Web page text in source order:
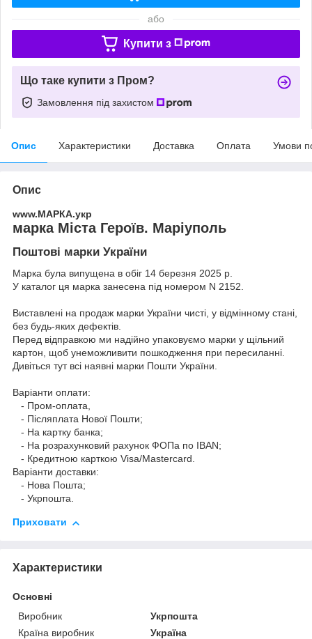
або
Купити з
Що таке купити з Пром?
Замовлення під захистом
Опис Характеристики Доставка Оплата Умови
Опис
www.МАРКА.укр
марка Міста Героїв. Маріуполь
Поштові марки України
Марка була випущена в обіг 14 березня 2025 р.
У каталог ця марка занесена під номером N 2152.
Виставлені на продаж марки України чисті, у відмінному стані,
без будь-яких дефектів.
Перед відправкою ми надійно упаковуємо марки у щільний
картон, щоб унеможливити пошкодження при пересиланні.
Дивіться тут всі наявні марки Пошти України.
Варіанти оплати:
- Пром-оплата,
- Післяплата Нової Пошти;
- На картку банка;
- На розрахунковий рахунок ФОПа по IBAN;
- Кредитною карткою Visa/Mastercard.
Варіанти доставки:
- Нова Пошта;
- Укрпошта.
Приховати
Характеристики
Основні
Виробник
Укрпошта
Країна виробник
Україна